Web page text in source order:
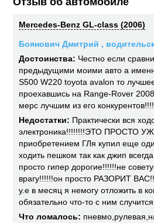
Mercedes-Benz GL-class (2006)
Боянович Дмитрий ,
Достоинства: Честно если
предыдущими моими авто а
S500 W220 toyota avalon то
проехавшись на Range-Rover
мерс лучшим из его конкурентов!!!!
Недостатки: Практически вся
электроника!!!!!!!!ЭТО ПРОСТО
приобретением ГЛя купил еще
ходить пешком так как джип
просто гипер дорогие!!!!!!не
врагу!!!!!!он просто РАЗОРИТ
у.е в месяц я немогу отложить в
обязательно что-то с ним
Что ломалось: